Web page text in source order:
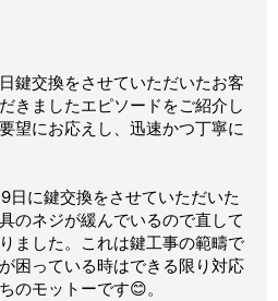
鍵交換をさせていただいたお客
きましたエピソードをご紹介し
望にお応えし、迅速かつ丁寧に
日に鍵交換をさせていただいた
のネジが緩んでいるので直して
ました。これは鍵工事の範疇で
困っている時はできる限り対応
のモットーです😊。